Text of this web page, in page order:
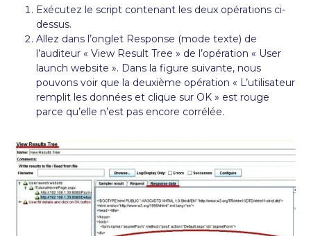
Exécutez le script contenant les deux opérations ci-
dessus.
Allez dans l’onglet Response (mode texte) de
l’auditeur « View Result Tree » de l’opération « User
launch website ». Dans la figure suivante, nous
pouvons voir que la deuxième opération « L’utilisateur
remplit les données et clique sur OK » est rouge
parce qu’elle n’est pas encore corrélée.